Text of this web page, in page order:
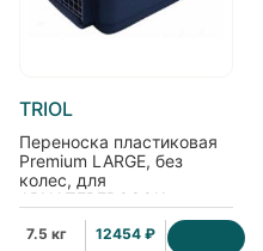
TRIOL
Переноска пластиковая
Premium LARGE, без
колес, для
АВИАПЕРЕВОЗОК,
80*56*59 см (5107)
7.5 кг 12454 ₽